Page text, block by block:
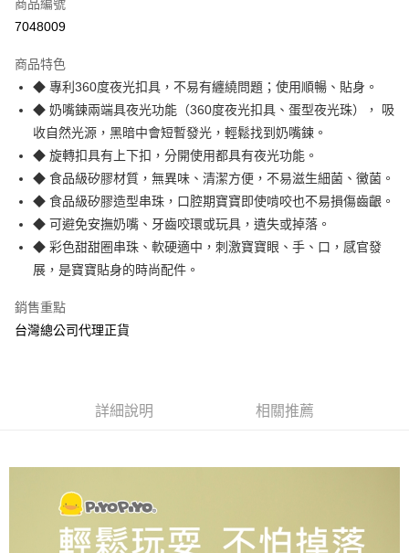
Apple Pay
悠遊付
AFTEE先享後付
相關說明
【關於「AFTEE先享後付」】
AFTEE先享後付是「在收到商品之後才付款」的支付方式。 讓您購物簡單
便利好安心！
１．簡單：不需註冊會員、不需綁卡、不需儲值。
２．便利：只要手機號碼，簡訊認證，即可結帳。
３．安心：先確認商品／服務後，再付款。
【「AFTEE先享後付」結帳流程】
２．訂單成立數日內，您將收到繳費通知簡訊。
３．收到繳費通知簡訊後14天內，點擊此簡訊中的連結，可透過四大超商／
※ 交易是否成功請以「AFTEE先享後付 」之結帳頁面顯示為準，若有關於
１．透過由恩沛科技股份有限公司提供之「AFTEE先享後付」服務完成之交
易，需依本服務之必要範圍內提供個人資料，並將交易相關給付款項請求債
權轉讓予恩沛科技股份有限公司。
２．關於個人資料處理事宜，請瀏覽以下網址：
ATM付款
運送方式
全家取貨付款
每筆NT$70，滿NT$600(含以上)免運費
每筆NT$70，滿NT$600(含以上)免運費
付款後門市自取
商品編號
7048009
商品特色
◆ 專利360度夜光扣具，不易有纏繞問題；使用順暢、貼身。
◆ 奶嘴鍊兩端具夜光功能（360度夜光扣具、蛋型夜光珠）， 吸
收自然光源，黑暗中會短暫發光，輕鬆找到奶嘴鍊。
◆ 旋轉扣具有上下扣，分開使用都具有夜光功能。
◆ 食品級矽膠材質，無異味、清潔方便，不易滋生細菌、黴菌。
◆ 食品級矽膠造型串珠，口腔期寶寶即使啃咬也不易損傷齒齦。
◆ 可避免安撫奶嘴、牙齒咬環或玩具，遺失或掉落。
◆ 彩色甜甜圈串珠、軟硬適中，刺激寶寶眼、手、口，感官發
展，是寶寶貼身的時尚配件。
銷售重點
台灣總公司代理正貨
詳細說明 相關推薦